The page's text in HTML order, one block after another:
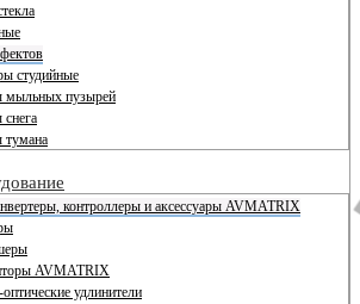
студийные
мыльных пузырей
снега
тумана
контроллеры и аксессуары AVMATRIX
AVMATRIX
удлинители